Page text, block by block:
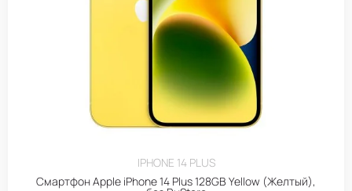
IPHONE 14 PLUS
Смартфон Apple iPhone 14 Plus 128GB Yellow (Желтый),